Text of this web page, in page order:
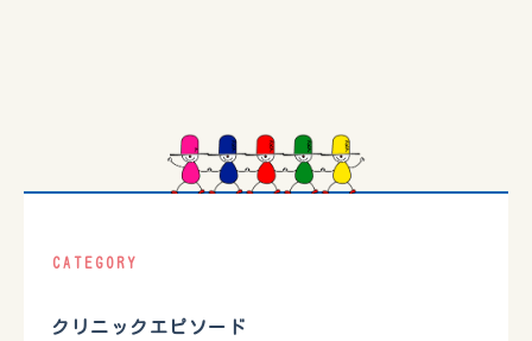
CATEGORY
クリニックエピソード